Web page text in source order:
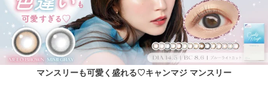
マンスリーも可愛く盛れる♡キャンマジ マンスリー